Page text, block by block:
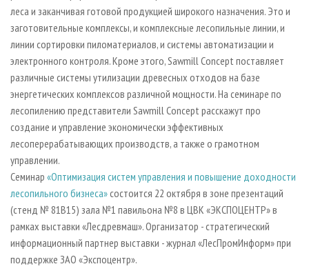
леса и заканчивая готовой продукцией широкого назначения. Это и
заготовительные комплексы, и комплексные лесопильные линии, и
линии сортировки пиломатериалов, и системы автоматизации и
электронного контроля. Кроме этого, Sawmill Concept поставляет
различные системы утилизации древесных отходов на базе
энергетических комплексов различной мощности. На семинаре по
лесопилению представители Sawmill Concept расскажут про
создание и управление экономически эффективных
лесоперерабатывающих производств, а также о грамотном
управлении.
Семинар «Оптимизация систем управления и повышение доходности
лесопильного бизнеса» состоится 22 октября в зоне презентаций
(стенд № 81В15) зала №1 павильона №8 в ЦВК «ЭКСПОЦЕНТР» в
рамках выставки «Лесдревмаш». Организатор - стратегический
информационный партнер выставки - журнал «ЛесПромИнформ» при
поддержке ЗАО «Экспоцентр».